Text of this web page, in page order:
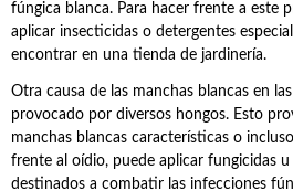
fúngica blanca. Para hacer frente a este
aplicar insecticidas o detergentes
encontrar en una tienda de jardinería.
Otra causa de las manchas blancas en
provocado por diversos hongos. Esto
manchas blancas características o
frente al oídio, puede aplicar fungicidas
destinados a combatir las infecciones